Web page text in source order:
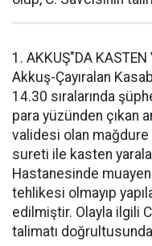
1. AKKUŞ"DA KASTEN
Akkuş-Çayıralan
14.30 sıralarında
para yüzünden çıkan
validesi olan
sureti ile kasten
Hastanesinde
tehlikesi olmayıp
edilmiştir. Olayla ilgili
talimatı doğrultusunda